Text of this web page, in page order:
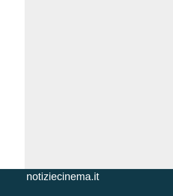
notiziecinema.it